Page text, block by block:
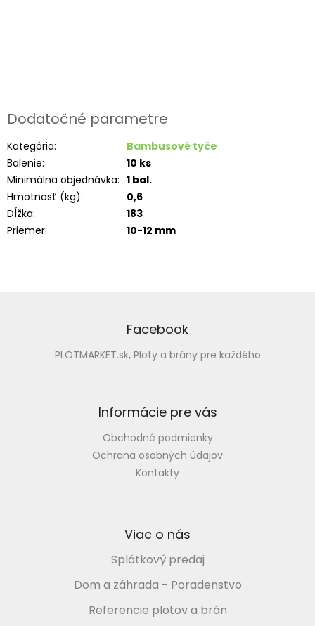
Dodatočné parametre
Kategória:
Bambusové tyče
Balenie:
10 ks
Minimálna objednávka: 1 bal.
Hmotnosť (kg):
0,6
Dĺžka:
183
Priemer: 10-12 mm
Facebook
PLOTMARKET.sk, Ploty a brány pre každého
Informácie pre vás
Obchodné podmienky
Ochrana osobných údajov
Kontakty
Viac o nás
Splátkový predaj
Dom a záhrada - Poradenstvo
Referencie plotov a brán